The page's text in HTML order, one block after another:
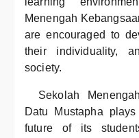
Menengah
are encouraged to
their individuality,
society.
Sekolah
Datu Mustapha
future of its